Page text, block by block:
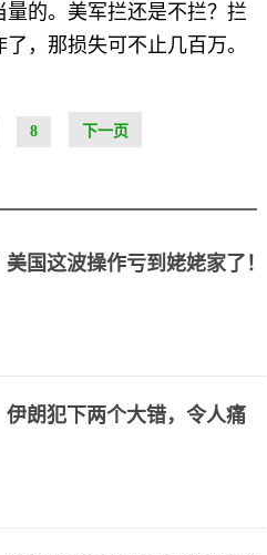
的。美军拦还是不拦？拦
，那损失可不止几百万。
8 下一页
国这波操作亏到姥姥家了！
朗犯下两个大错，令人痛